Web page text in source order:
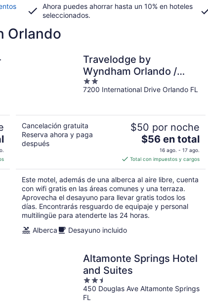
Ahora puedes ahorrar hasta un 10% en hoteles
seleccionados.
Orlando
Travelodge by
Wyndham Orlando /
Heart of International
Drive
2
out
7200 International Drive Orlando FL
Cancelación gratuita
Reserva ahora y paga
después
$50 por noche
El
precio
es
de
$56
en
total
por
noche
$56 en total
16 ago. - 17 ago.
Total con impuestos y cargos
Este motel, además de una alberca al aire libre, cuenta
con wifi gratis en las áreas comunes y una terraza.
Aprovecha el desayuno para llevar gratis todos los
días. Encontrarás resguardo de equipaje y personal
multilingüe para atenderte las 24 horas.
Alberca
Desayuno incluido
Altamonte Springs Hotel
and Suites
2.5
out
of
450 Douglas Ave Altamonte Springs
FL